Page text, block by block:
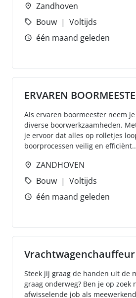
Zandhoven
Bouw
Voltijds
één maand geleden
ERVAREN
Als ervaren boormeester neem
diverse boorwerkzaamheden.
je ervoor dat alles op rolletjes
boorprocessen veilig en
ZANDHOVEN
Bouw
Voltijds
één maand geleden
Vrachtwagenchauffeur
Steek jij graag de handen uit de
graag onderweg? Ben je op zoek
afwisselende job als meewerkend